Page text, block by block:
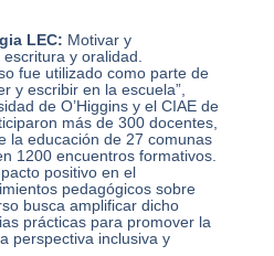
LEC: Motivar y
y oralidad.
fue utilizado como parte de
y escribir en la escuela”,
de O’Higgins y el CIAE de
más de 300 docentes,
la educación de 27 comunas
1200 encuentros formativos.
positivo en el
pedagógicos sobre
busca amplificar dicho
prácticas para promover la
perspectiva inclusiva y